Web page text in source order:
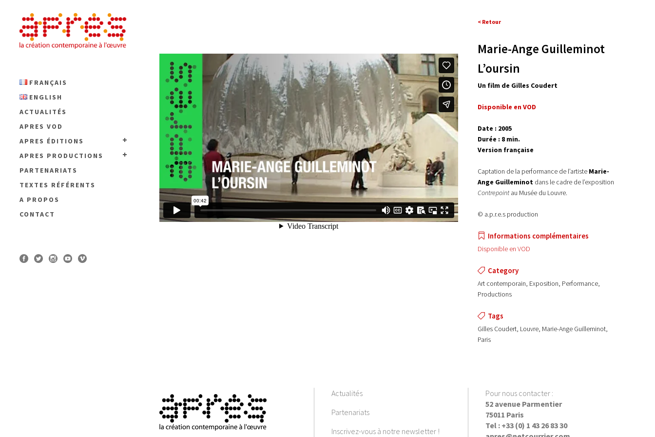
FRANÇAIS
ENGLISH
ACTUALITÉS
APRES VOD
APRES ÉDITIONS
APRES PRODUCTIONS
PARTENARIATS
TEXTES RÉFÉRENTS
A PROPOS
CONTACT
< Retour
Marie-Ange Guilleminot
L’oursin
Un film de Gilles Coudert
Disponible en VOD
Date : 2005
Durée : 8 min.
Version française
Captation de la performance de l’artiste Marie-
Ange Guilleminot dans le cadre de l’exposition
Contrepointau Musée du Louvre.
© a.p.r.e.s production
Informations complémentaires
Disponible en VOD
Category
Art contemporain, Exposition, Performance,
Productions
Tags
Gilles Coudert, Louvre, Marie-Ange Guilleminot,
Paris
Actualités
Partenariats
Inscrivez-vous à notre newsletter !
Pour nous contacter :
52 avenue Parmentier
75011 Paris
Tel : +33 (0) 1 43 26 83 30